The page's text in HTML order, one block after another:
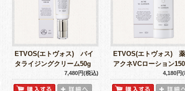
ETVOS(エトヴォス) バイ
タライジングクリーム50g
7,480円(税込)
ETVOS(エトヴォス)
アクネVCローション
4,180円(